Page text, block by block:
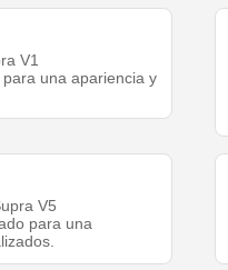
V1
una apariencia y
V5
para una